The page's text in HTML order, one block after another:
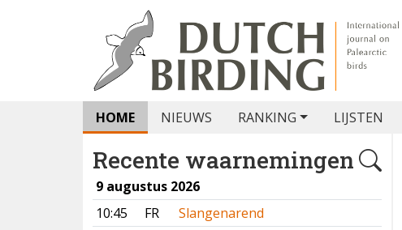
HOME NIEUWS RANKING LIJSTEN
Recente waarnemingen
9 augustus 2026
10:45
FR
Slangenarend